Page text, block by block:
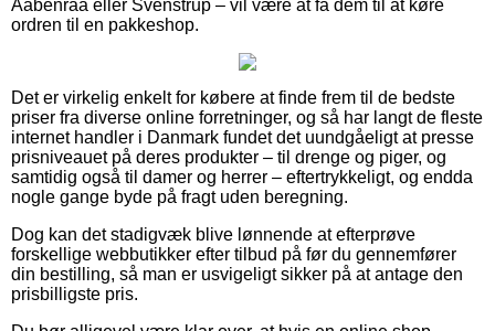
Aabenraa eller Svenstrup – vil være at få dem til at køre
ordren til en pakkeshop.
Det er virkelig enkelt for købere at finde frem til de bedste
priser fra diverse online forretninger, og så har langt de fleste
internet handler i Danmark fundet det uundgåeligt at presse
prisniveauet på deres produkter – til drenge og piger, og
samtidig også til damer og herrer – eftertrykkeligt, og endda
nogle gange byde på fragt uden beregning.
Dog kan det stadigvæk blive lønnende at efterprøve
forskellige webbutikker efter tilbud på før du gennemfører
din bestilling, så man er usvigeligt sikker på at antage den
prisbilligste pris.